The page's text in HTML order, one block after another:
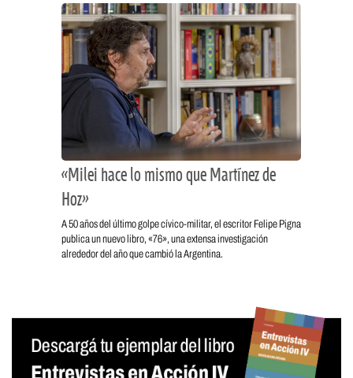
«Milei hace lo mismo que Martínez de
Hoz»
A 50 años del último golpe cívico-militar, el escritor Felipe Pigna
publica un nuevo libro, «76», una extensa investigación
alrededor del año que cambió la Argentina.